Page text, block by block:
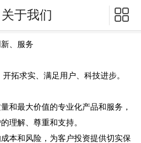
关于我们 
、服务
拓求实、满足用户、科技进步。
和最大价值的专业化产品和服务，
理解、尊重和支持。
本和风险，为客户投资提供切实保